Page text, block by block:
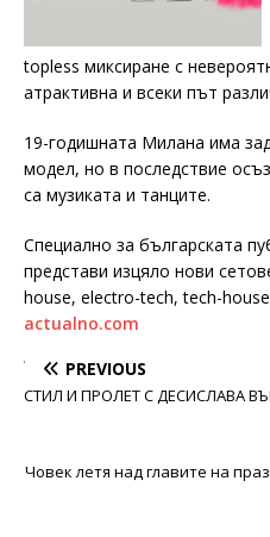
topless миксиране с
атрактивна и всеки път
19-годишната Милана има
модел, но в последствие
са музиката и танците.
Cпециално за българската
представи изцяло нови
house, еlectro-tech, tech-
actualno.com
PREVIOUS
СТИЛ И ПРОЛЕТ С ДЕСИСЛАВА
Човек летя над главите на